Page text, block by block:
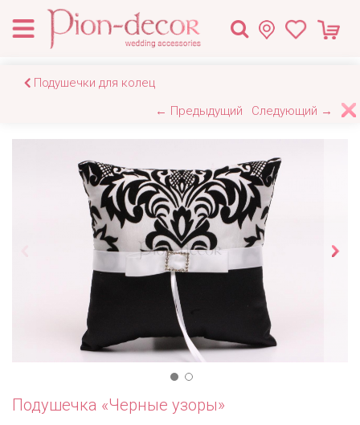
Подушечки для колец
← Предыдущий
Следующий →
Подушечка «Черные узоры»